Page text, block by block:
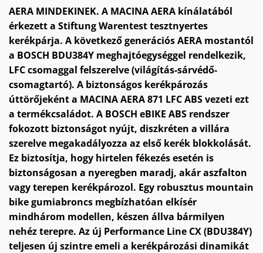
AERA MINDEKINEK. A MACINA AERA kínálatából
érkezett a Stiftung Warentest tesztnyertes
kerékpárja. A következő generációs AERA mostantól
a BOSCH BDU384Y meghajtóegységgel rendelkezik,
LFC csomaggal felszerelve (világítás-sárvédő-
csomagtartó). A biztonságos kerékpározás
úttörőjeként a MACINA AERA 871 LFC ABS vezeti ezt
a termékcsaládot. A BOSCH eBIKE ABS rendszer
fokozott biztonságot nyújt, diszkréten a villára
szerelve megakadályozza az első kerék blokkolását.
Ez biztosítja, hogy hirtelen fékezés esetén is
biztonságosan a nyeregben maradj, akár aszfalton
vagy terepen kerékpározol. Egy robusztus mountain
bike gumiabroncs megbízhatóan elkísér
mindhárom modellen, készen állva bármilyen
nehéz terepre. Az új Performance Line CX (BDU384Y)
teljesen új szintre emeli a kerékpározási dinamikát